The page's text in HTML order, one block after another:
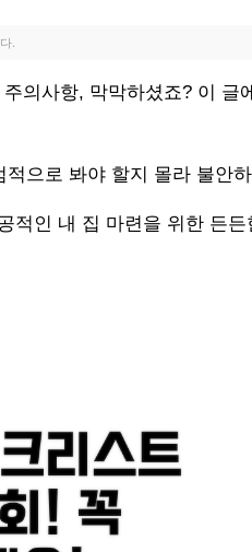
.
의사항, 막막하셨죠? 이 글
으로 봐야 할지 몰라 불안
적인 내 집 마련을 위한 든든